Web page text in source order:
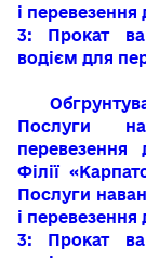
і
3: Прокат
водієм для
Послуги
перевезення
Філії
Послуги
і
3: Прокат